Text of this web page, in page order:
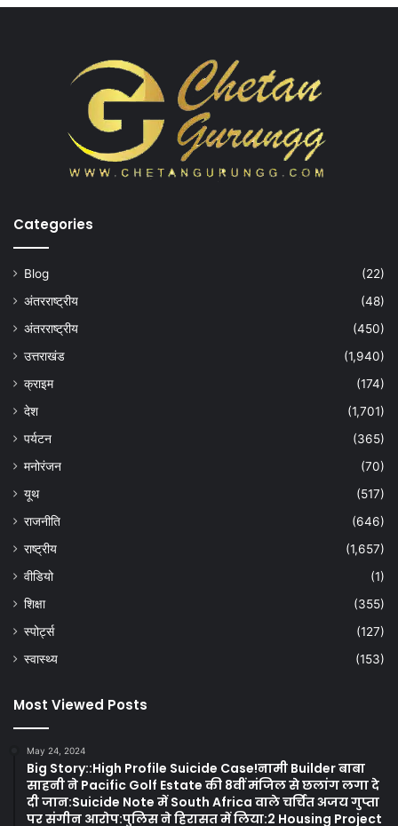
Categories
Blog
(22)
अंतरराष्ट्रीय
(48)
अंतरराष्ट्रीय
(450)
उत्तराखंड
(1,940)
क्राइम
(174)
देश
(1,701)
पर्यटन
(365)
मनोरंजन
(70)
यूथ
(517)
राजनीति
(646)
राष्ट्रीय
(1,657)
वीडियो
(1)
शिक्षा
(355)
स्पोर्ट्स
(127)
स्वास्थ्य
(153)
Most Viewed Posts
May 24, 2024
Big Story::High Profile Suicide Case!नामी Builder बाबा
साहनी ने Pacific Golf Estate की 8वीं मंजिल से छलांग लगा दे
दी जान:Suicide Note में South Africa वाले चर्चित अजय गुप्ता
पर संगीन आरोप:पुलिस ने हिरासत में लिया:2 Housing Project